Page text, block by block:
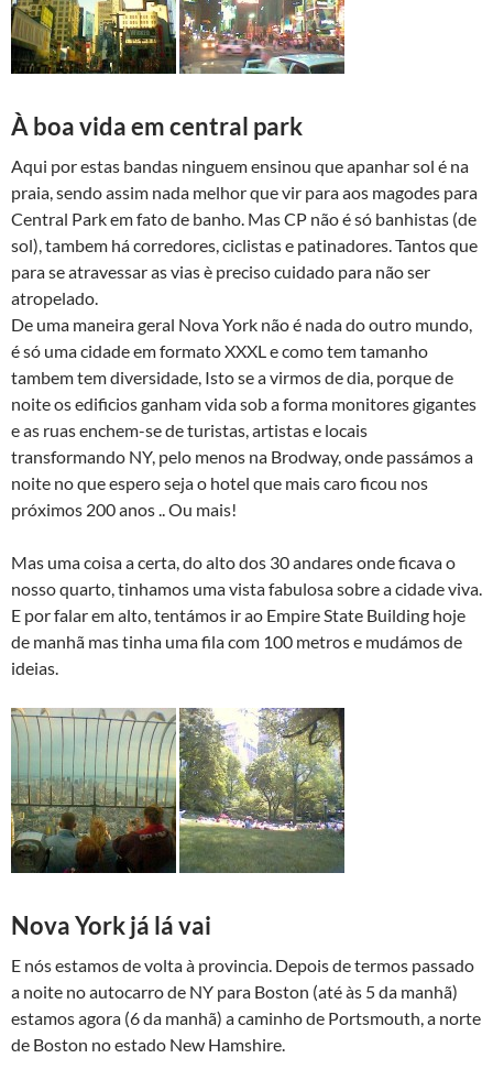
À boa vida em central park
Aqui por estas bandas ninguem ensinou que apanhar sol é na
praia, sendo assim nada melhor que vir para aos magodes para
Central Park em fato de banho. Mas CP não é só banhistas (de
sol), tambem há corredores, ciclistas e patinadores. Tantos que
para se atravessar as vias è preciso cuidado para não ser
atropelado.
De uma maneira geral Nova York não é nada do outro mundo,
é só uma cidade em formato XXXL e como tem tamanho
tambem tem diversidade, Isto se a virmos de dia, porque de
noite os edificios ganham vida sob a forma monitores gigantes
e as ruas enchem-se de turistas, artistas e locais
transformando NY, pelo menos na Brodway, onde passámos a
noite no que espero seja o hotel que mais caro ficou nos
próximos 200 anos .. Ou mais!
Mas uma coisa a certa, do alto dos 30 andares onde ficava o
nosso quarto, tinhamos uma vista fabulosa sobre a cidade viva.
E por falar em alto, tentámos ir ao Empire State Building hoje
de manhã mas tinha uma fila com 100 metros e mudámos de
ideias.
Nova York já lá vai
E nós estamos de volta à provincia. Depois de termos passado
a noite no autocarro de NY para Boston (até às 5 da manhã)
estamos agora (6 da manhã) a caminho de Portsmouth, a norte
de Boston no estado New Hamshire.